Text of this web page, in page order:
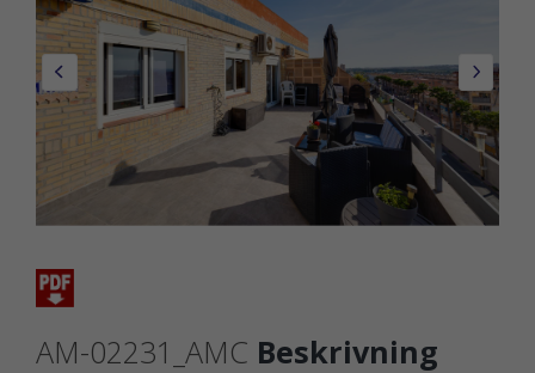
AM-02231_AMC Beskrivning